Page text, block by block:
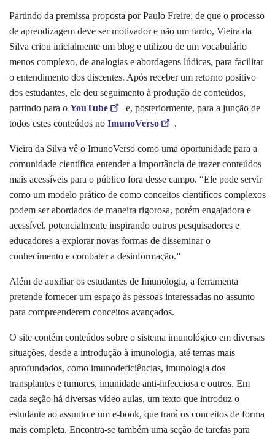
Partindo da premissa proposta por Paulo Freire, de que o processo
de aprendizagem deve ser motivador e não um fardo, Vieira da
Silva criou inicialmente um blog e utilizou de um vocabulário
menos complexo, de analogias e abordagens lúdicas, para facilitar
o entendimento dos discentes. Após receber um retorno positivo
dos estudantes, ele deu seguimento à produção de conteúdos,
partindo para o YouTube
e, posteriormente, para a junção de
todos estes conteúdos no ImunoVerso .
Vieira da Silva vê o ImunoVerso como uma oportunidade para a
comunidade científica entender a importância de trazer conteúdos
mais acessíveis para o público fora desse campo. “Ele pode servir
como um modelo prático de como conceitos científicos complexos
podem ser abordados de maneira rigorosa, porém engajadora e
acessível, potencialmente inspirando outros pesquisadores e
educadores a explorar novas formas de disseminar o
conhecimento e combater a desinformação.”
Além de auxiliar os estudantes de Imunologia, a ferramenta
pretende fornecer um espaço às pessoas interessadas no assunto
para compreenderem conceitos avançados.
O site contém conteúdos sobre o sistema imunológico em diversas
situações, desde a introdução à imunologia, até temas mais
aprofundados, como imunodeficiências, imunologia dos
transplantes e tumores, imunidade anti-infecciosa e outros. Em
cada seção há diversas vídeo aulas, um texto que introduz o
estudante ao assunto e um e-book, que trará os conceitos de forma
mais completa. Encontra-se também uma seção de tarefas para